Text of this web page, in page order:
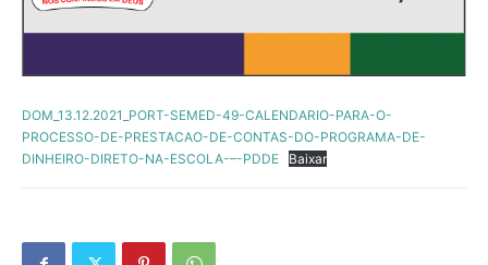
DOM_13.12.2021_PORT-SEMED-49-CALENDARIO-PARA-O-
PROCESSO-DE-PRESTACAO-DE-CONTAS-DO-PROGRAMA-DE-
DINHEIRO-DIRETO-NA-ESCOLA-–-PDDE
Baixar